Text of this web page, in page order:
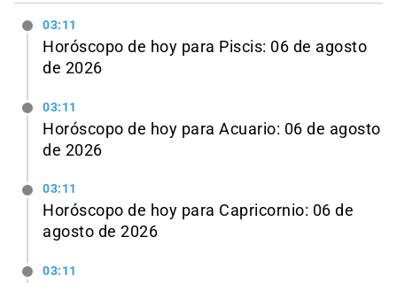
03:11
Horóscopo de hoy para Piscis: 06 de agosto
de 2026
03:11
Horóscopo de hoy para Acuario: 06 de agosto
de 2026
03:11
Horóscopo de hoy para Capricornio: 06 de
agosto de 2026
03:11